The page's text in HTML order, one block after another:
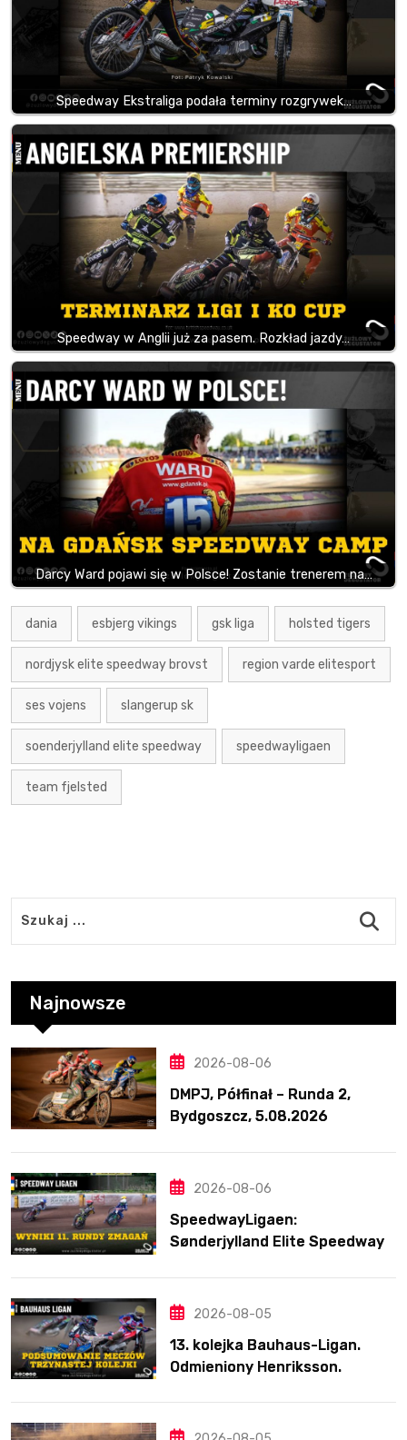
Speedway Ekstraliga podała terminy rozgrywek…
Speedway w Anglii już za pasem. Rozkład jazdy…
Darcy Ward pojawi się w Polsce! Zostanie trenerem na…
dania esbjerg vikings gsk liga holsted tigers
nordjysk elite speedway brovst region varde elitesport
ses vojens slangerup sk
soenderjylland elite speedway speedwayligaen
team fjelsted
Najnowsze
2026-08-06
DMPJ, Półfinał – Runda 2,
Bydgoszcz, 5.08.2026
2026-08-06
SpeedwayLigaen:
Sønderjylland Elite Speedway
2026-08-05
13. kolejka Bauhaus-Ligan.
Odmieniony Henriksson.